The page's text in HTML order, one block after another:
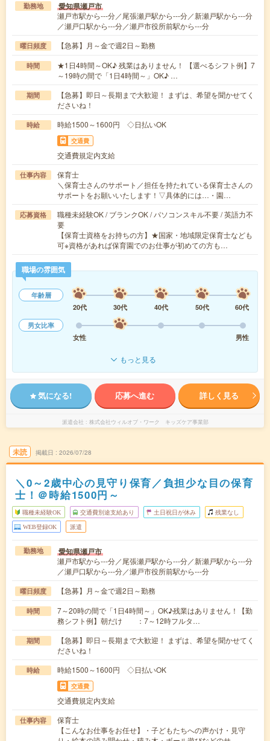
勤務地 愛知県瀬戸市
瀬戸市駅から---分／尾張瀬戸駅から---分／新瀬戸駅から---分
／瀬戸口駅から---分／瀬戸市役所前駅から---分
曜日頻度 【急募】月～金で週2日～勤務
時間
★1日4時間～OK♪ 残業はありません！ 【選べるシフト例】7
～19時の間で「1日4時間～」OK♪ …
期間
【急募】即日～長期まで大歓迎！ まずは、希望を聞かせてく
ださいね！
時給 時給1500～1600円 ◇日払いOK
交通費
交通費規定内支給
仕事内容
保育士
＼保育士さんのサポート／担任を持たれている保育士さんの
サポートをお願いいたします！▽具体的には…・園…
応募資格
職種未経験OK / ブランクOK / パソコンスキル不要 / 英語力不
要
【保育士資格をお持ちの方】★国家・地域限定保育士なども
可※資格があれば保育園でのお仕事が初めての方も…
職場の雰囲気
年齢層
20代
30代 40代 50代
60代
男女比率
女性
男性
もっと見る
気になる! 応募へ進む 詳しく見る
派遣会社 株式会社ウィルオブ・ワーク キッズケア事業部
未読 掲載日 2026/07/28
＼0～2歳中心の見守り保育／負担少な目の保育
士！＠時給1500円～
職種未経験OK 交通費別途支給あり 土日祝日が休み 残業なし
WEB登録OK 派遣
勤務地 愛知県瀬戸市
瀬戸市駅から---分／尾張瀬戸駅から---分／新瀬戸駅から---分
／瀬戸口駅から---分／瀬戸市役所前駅から---分
曜日頻度 【急募】月～金で週2日～勤務
時間
7～20時の間で「1日4時間～」OK♪残業はありません！【勤
務シフト例】朝だけ ：7～12時フルタ…
期間
【急募】即日～長期まで大歓迎！ まずは、希望を聞かせてく
ださいね！
時給 時給1500～1600円 ◇日払いOK
交通費
交通費規定内支給
仕事内容
保育士
【こんなお仕事をお任せ】・子どもたちへの声かけ・見守